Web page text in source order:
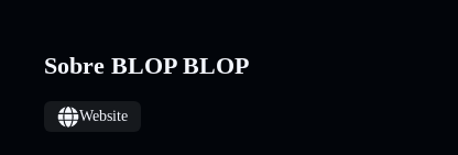
Sobre BLOP BLOP
Website